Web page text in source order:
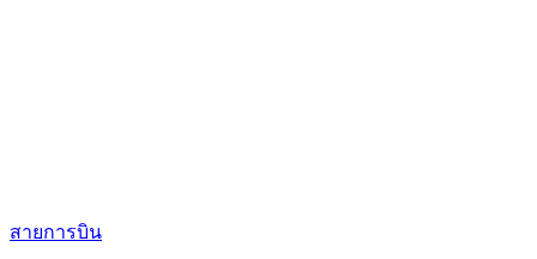
สายการบิน